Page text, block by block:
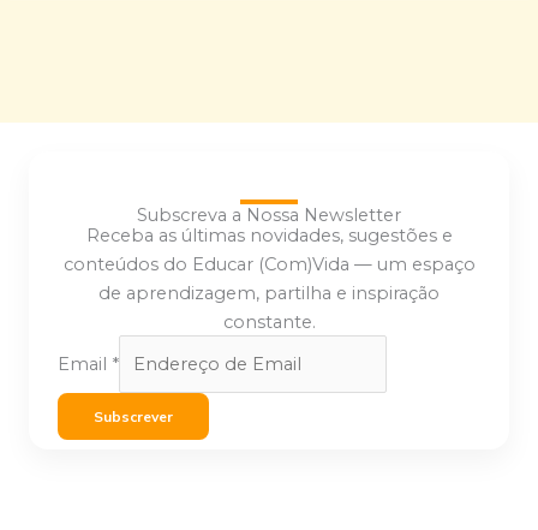
Subscreva a Nossa Newsletter
Receba as últimas novidades, sugestões e
conteúdos do Educar (Com)Vida — um espaço
de aprendizagem, partilha e inspiração
constante.
Email *
Subscrever